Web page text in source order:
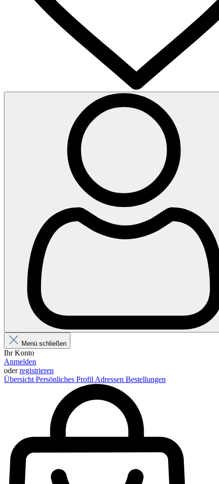
Menü schließen
Ihr Konto
Anmelden
oderregistrieren
Übersicht Persönliches Profil Adressen Bestellungen